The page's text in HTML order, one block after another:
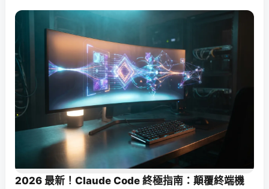
2026 最新！Claude Code 終極指南：顛覆終端機